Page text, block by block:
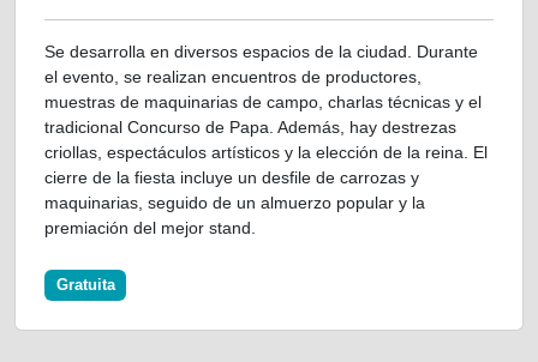
Se desarrolla en diversos espacios de la ciudad. Durante
el evento, se realizan encuentros de productores,
muestras de maquinarias de campo, charlas técnicas y el
tradicional Concurso de Papa. Además, hay destrezas
criollas, espectáculos artísticos y la elección de la reina. El
cierre de la fiesta incluye un desfile de carrozas y
maquinarias, seguido de un almuerzo popular y la
premiación del mejor stand.
Gratuita